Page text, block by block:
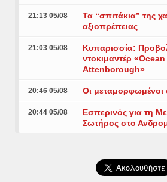
21:13 05/08
Τα “σπιτάκια” της
αξιοπρέπειας
21:03 05/08
Κυπαρισσία:
ντοκιμαντέρ
Attenborough»
20:46 05/08 Οι
20:44 05/08
Εσπερινός για τη
Σωτήρος στο